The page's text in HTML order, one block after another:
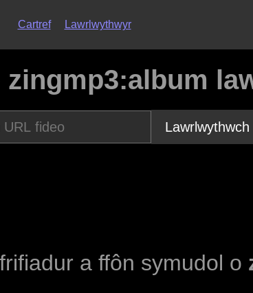
Cartref Lawrlwythwyr
zingmp3:album
Lawrlwythwch
a ffôn symudol o